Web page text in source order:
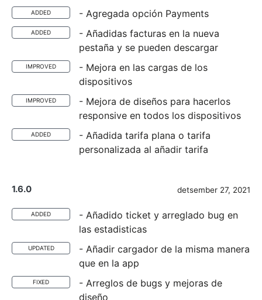
ADDED - Agregada opción Payments
ADDED
- Añadidas facturas en la nueva
pestaña y se pueden descargar
IMPROVED
- Mejora en las cargas de los
dispositivos
IMPROVED
- Mejora de diseños para hacerlos
responsive en todos los dispositivos
ADDED
- Añadida tarifa plana o tarifa
personalizada al añadir tarifa
1.6.0 detsember 27, 2021
ADDED
- Añadido ticket y arreglado bug en
las estadisticas
UPDATED
- Añadir cargador de la misma manera
que en la app
FIXED
- Arreglos de bugs y mejoras de
diseño